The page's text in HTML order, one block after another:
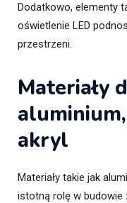
Dodatkowo, elementy
oświetlenie LED
przestrzeni.
Materiały
akryl
Materiały takie jak
istotną rolę w budowie